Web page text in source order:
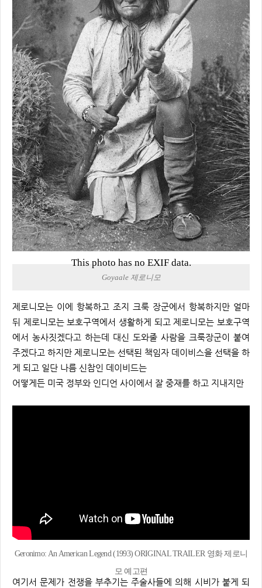
This photo has no EXIF data.
Goyaale 제로니모
제로니모는 이에 항복하고 조지 크룩 장군에서 항복하지만 얼마
뒤 제로니모는 보호구역에서 생활하게 되고 제로니모는 보호구역
에서 농사짓겠다고 하는데 대신 도와줄 사람을 크룩장군이 붙여
주겠다고 하지만 제로니모는 선택된 책임자 데이비스을 선택을 하
게 되고 일단 나름 신참인 데이비드는
어떻게든 미국 정부와 인디언 사이에서 잘 중재를 하고 지내지만
Geronimo: An American Legend (1993) ORIGINAL TRAILER 영화 제로니
모 예고편
여기서 문제가 전쟁을 부추기는 주술사들에 의해 시비가 붙게 되